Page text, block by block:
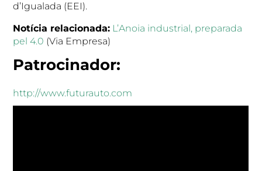
d’Igualada (EEI).
Notícia relacionada: L’Anoia industrial, preparada
pel 4.0 (Via Empresa)
Patrocinador:
http://www.futurauto.com